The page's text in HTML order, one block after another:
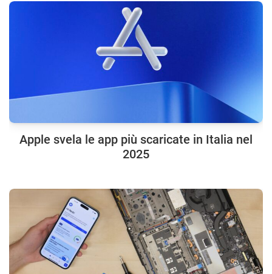
Apple svela le app più scaricate in Italia nel
2025